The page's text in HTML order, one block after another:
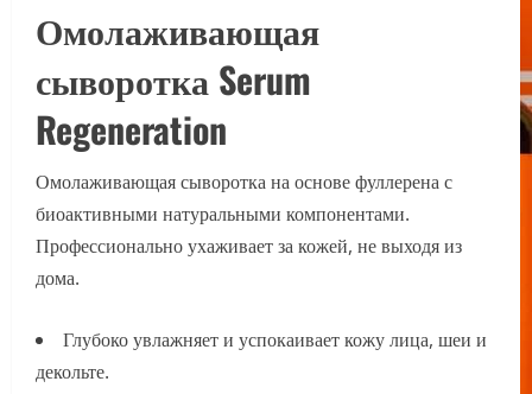
Омолаживающая
сыворотка Serum
Regeneration
Омолаживающая сыворотка на основе фуллерена с
биоактивными натуральными компонентами.
Профессионально ухаживает за кожей, не выходя из
дома.
Глубоко увлажняет и успокаивает кожу лица, шеи и
декольте.